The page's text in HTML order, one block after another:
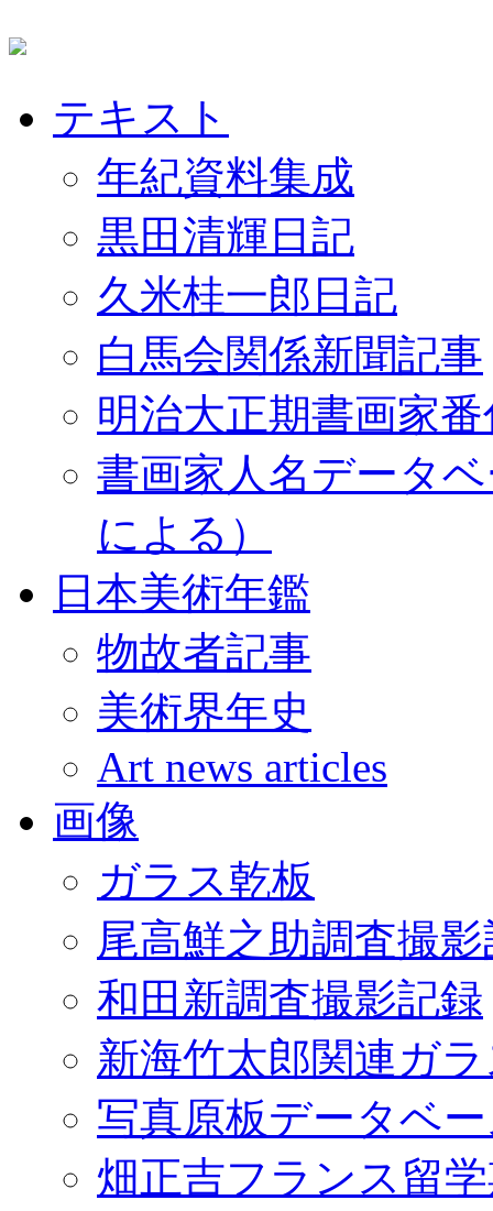
テキスト
年紀資料集成
黒田清輝日記
久米桂一郎日記
白馬会関係新聞記事
明治大正期書画家
書画家人名データ
による）
日本美術年鑑
物故者記事
美術界年史
Art news articles
画像
ガラス乾板
尾高鮮之助調査撮
和田新調査撮影記録
新海竹太郎関連ガ
写真原板データベ
畑正吉フランス留